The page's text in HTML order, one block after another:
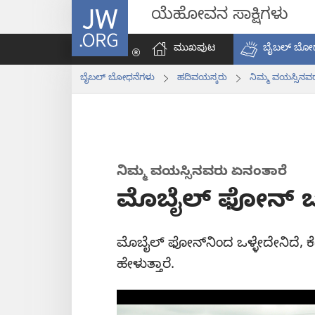
JW.ORG ಯೆಹೋವನ ಸಾಕ್ಷಿಗಳು
ಮುಖಪುಟ
ಬೈಬಲ್‌
ಬೈಬಲ್‌ ಬೋಧನೆಗಳು ಹದಿವಯಸ್ಕರು ನಿಮ್ಮ
ನಿಮ್ಮ ವಯಸ್ಸಿನವರು ಏನಂತಾರೆ
ಮೊಬೈಲ್‌ ಫೋನ್‌
ಮೊಬೈಲ್‌ ಫೋನ್‌ನಿಂದ ಒಳ್ಳೇದೇನಿದೆ,
ಹೇಳುತ್ತಾರೆ.